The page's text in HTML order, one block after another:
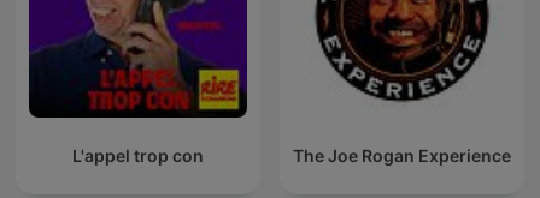
L'appel trop con The Joe Rogan Experience